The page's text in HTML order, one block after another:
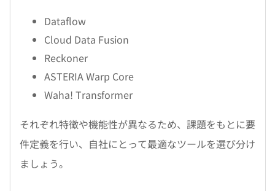
Dataflow
Cloud Data Fusion
Reckoner
ASTERIA Warp Core
Waha! Transformer
それぞれ特徴や機能性が異なるため、課題をもとに要
件定義を行い、自社にとって最適なツールを選び分け
ましょう。